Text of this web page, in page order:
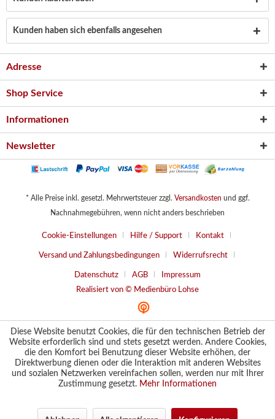
Kunden haben sich ebenfalls angesehen
Adresse
Shop Service
Informationen
Newsletter
* Alle Preise inkl. gesetzl. Mehrwertsteuer zzgl. Versandkosten und ggf.
Nachnahmegebühren, wenn nicht anders beschrieben
Cookie-Einstellungen Hilfe / Support Kontakt
Versand und Zahlungsbedingungen Widerrufsrecht
Datenschutz AGB
Impressum
Realisiert von © Medienbüro Lohse
Diese Website benutzt Cookies, die für den technischen Betrieb der
Website erforderlich sind und stets gesetzt werden. Andere Cookies,
die den Komfort bei Benutzung dieser Website erhöhen, der
Direktwerbung dienen oder die Interaktion mit anderen Websites
und sozialen Netzwerken vereinfachen sollen, werden nur mit Ihrer
Zustimmung gesetzt. Mehr Informationen